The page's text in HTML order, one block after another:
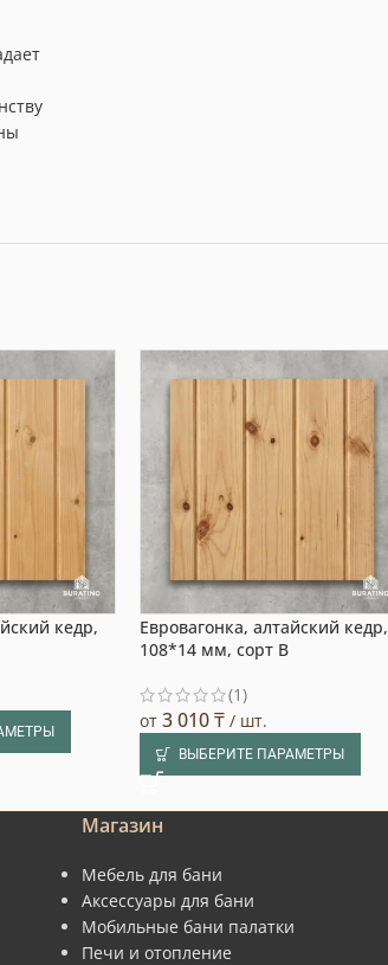
кедр,
Евровагонка, алтайский кедр,
108*14 мм, сорт B
(1)
от 3 010₸/ шт.
ВЫБЕРИТЕ ПАРАМЕТРЫ
Магазин
Мебель для бани
Аксессуары для бани
Мобильные бани палатки
Печи и отопление